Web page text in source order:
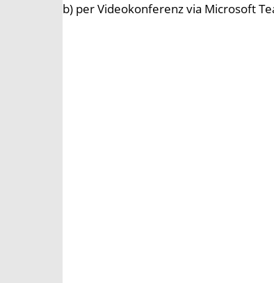
b) per Videokonferenz via Microsoft